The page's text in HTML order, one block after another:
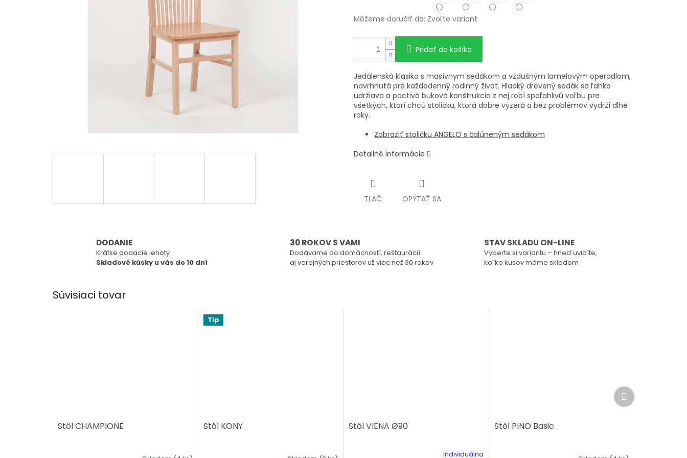
Môžeme doručiť do: Zvoľte variant
Pridať do košíka
Jedálenská klasika s masívnym sedákom a vzdušným lamelovým operadlom,
navrhnutá pre každodenný rodinný život. Hladký drevený sedák sa ľahko
udržiava a poctivá buková konštrukcia z nej robí spoľahlivú voľbu pre
všetkých, ktorí chcú stoličku, ktorá dobre vyzerá a bez problémov vydrží dlhé
roky.
Zobraziť stoličku ANGELO s čalúneným sedákom
Detailné informácie
TLAČ OPÝTAŤ SA
DODANIE
Krátke dodacie lehoty
Skladové kúsky u vás do 10 dní
30 ROKOV S VAMI
Dodávame do domácností, reštaurácií
aj verejných priestorov už viac než 30 rokov
STAV SKLADU ON-LINE
Vyberte si variantu – hneď uvidíte,
koľko kusov máme skladom
Súvisiaci tovar
Stôl CHAMPIONE
Tip
Stôl KONY Stôl VIENA Ø90
Individuálna
Stôl PINO Basic
Ďalší
produkt